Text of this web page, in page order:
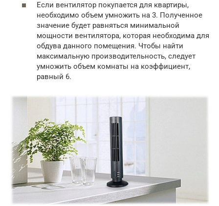
Если вентилятор покупается для квартиры,
необходимо объем умножить на 3. Полученное
значение будет равняться минимальной
мощности вентилятора, которая необходима для
обдува данного помещения. Чтобы найти
максимальную производительность, следует
умножить объем комнаты на коэффициент,
равный 6.